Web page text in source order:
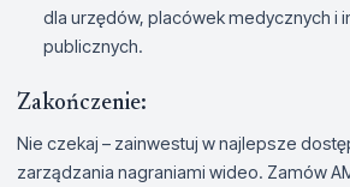
dla urzędów, placówek medycznych i
publicznych.
Zakończenie:
Nie czekaj – zainwestuj w najlepsze
zarządzania nagraniami wideo. Zamów